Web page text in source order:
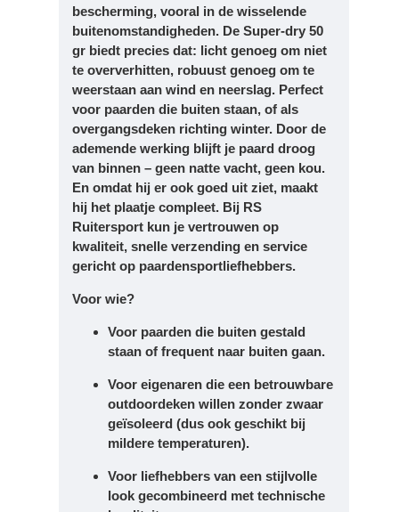
bescherming, vooral in de wisselende
buitenomstandigheden. De Super-dry 50
gr biedt precies dat: licht genoeg om niet
te oververhitten, robuust genoeg om te
weerstaan aan wind en neerslag. Perfect
voor paarden die buiten staan, of als
overgangsdeken richting winter. Door de
ademende werking blijft je paard droog
van binnen – geen natte vacht, geen kou.
En omdat hij er ook goed uit ziet, maakt
hij het plaatje compleet. Bij RS
Ruitersport kun je vertrouwen op
kwaliteit, snelle verzending en service
gericht op paardensportliefhebbers.
Voor wie?
Voor paarden die buiten gestald
staan of frequent naar buiten gaan.
Voor eigenaren die een betrouwbare
outdoordeken willen zonder zwaar
geïsoleerd (dus ook geschikt bij
mildere temperaturen).
Voor liefhebbers van een stijlvolle
look gecombineerd met technische